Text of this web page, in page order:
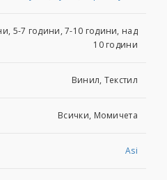
5-7 години, 7-10 години, над
10 години
Винил, Текстил
Всички, Момичета
Asi